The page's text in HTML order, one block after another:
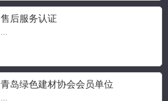
售后服务认证
青岛绿色建材协会会员单位